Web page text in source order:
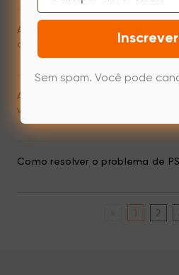
A pressão da caneta da minha
configurações do meu driver,
Artist não mostra sinal (a luz de
vermelha.)
Como resolver o problema de
2
Sem spam. Você pode